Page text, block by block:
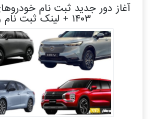
آغاز دور جدید ثبت نام
۱۴۰۳ + لینک ثبت نام و ...